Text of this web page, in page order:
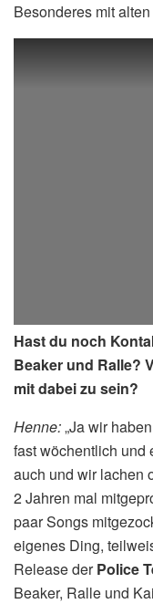
Besonderes mit
Hast du noch
Beaker und Ralle?
mit dabei zu sein?
Henne:„Ja wir
fast wöchentlich und
auch und wir lachen
2 Jahren mal
paar Songs
eigenes Ding,
Release derPolice
Beaker, Ralle und